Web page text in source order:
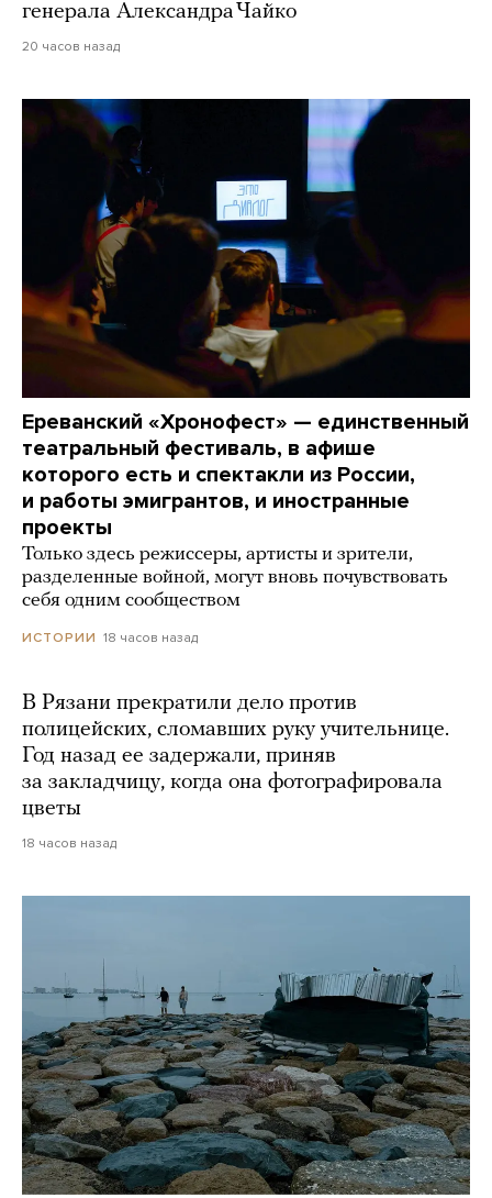
генерала Александра Чайко
20 часов назад
Ереванский «Хронофест» — единственный
театральный фестиваль, в афише
которого есть и спектакли из России,
и работы эмигрантов, и иностранные
проекты
Только здесь режиссеры, артисты и зрители,
разделенные войной, могут вновь почувствовать
себя одним сообществом
ИСТОРИИ 18 часов назад
В Рязани прекратили дело против
полицейских, сломавших руку учительнице.
Год назад ее задержали, приняв
за закладчицу, когда она фотографировала
цветы
18 часов назад